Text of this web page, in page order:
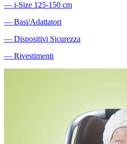
― i-Size 125-150 cm
― Basi/Adattatori
― Dispositivi Sicurezza
― Rivestimenti